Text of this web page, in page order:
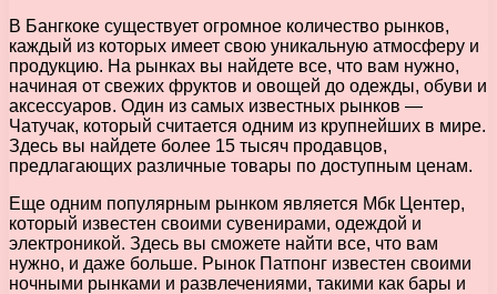
В Бангкоке существует огромное количество рынков,
каждый из которых имеет свою уникальную атмосферу и
продукцию. На рынках вы найдете все, что вам нужно,
начиная от свежих фруктов и овощей до одежды, обуви и
аксессуаров. Один из самых известных рынков —
Чатучак, который считается одним из крупнейших в мире.
Здесь вы найдете более 15 тысяч продавцов,
предлагающих различные товары по доступным ценам.
Еще одним популярным рынком является Мбк Центер,
который известен своими сувенирами, одеждой и
электроникой. Здесь вы сможете найти все, что вам
нужно, и даже больше. Рынок Патпонг известен своими
ночными рынками и развлечениями, такими как бары и